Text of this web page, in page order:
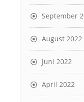
September
August 2022
Juni 2022
April 2022